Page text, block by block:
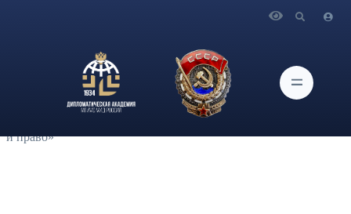
юридических наук Ястребова А.Ю. и доцент кафедры
международного права, кандидат юридических наук
Анисимов И.О. приняли участие на I Международной
научно-практической конференции «Цифровые технологии
и право»